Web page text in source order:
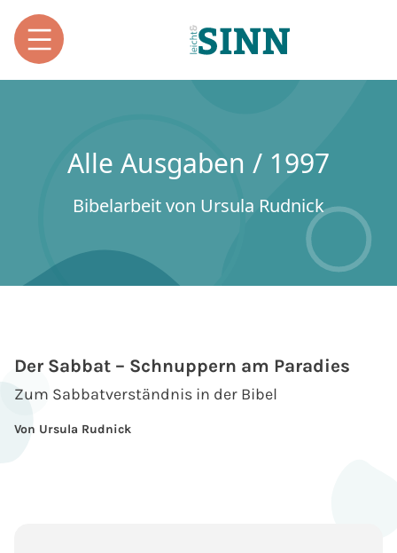
Alle Ausgaben / 1997
Bibelarbeit von Ursula Rudnick
Der Sabbat – Schnuppern am Paradies
Zum Sabbatverständnis in der Bibel
Von Ursula Rudnick